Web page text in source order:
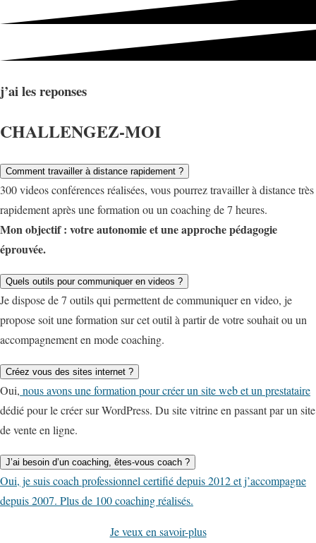
j’ai les reponses
CHALLENGEZ-MOI
Comment travailler à distance rapidement ?
300 videos conférences réalisées, vous pourrez travailler à distance très
rapidement après une formation ou un coaching de 7 heures.
Mon objectif : votre autonomie et une approche pédagogie
éprouvée.
Quels outils pour communiquer en videos ?
Je dispose de 7 outils qui permettent de communiquer en video, je
propose soit une formation sur cet outil à partir de votre souhait ou un
accompagnement en mode coaching.
Créez vous des sites internet ?
Oui, nous avons une formation pour créer un site web et un prestataire
dédié pour le créer sur WordPress. Du site vitrine en passant par un site
de vente en ligne.
J’ai besoin d’un coaching, êtes-vous coach ?
Oui, je suis coach professionnel certifié depuis 2012 et j’accompagne
depuis 2007. Plus de 100 coaching réalisés.
Je veux en savoir-plus